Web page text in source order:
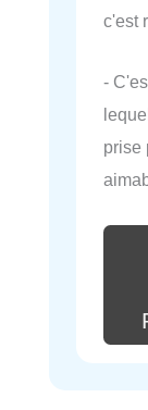
c'est
-
prise